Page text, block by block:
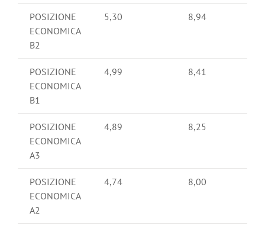
POSIZIONE
ECONOMICA
B2
5,30 8,94
POSIZIONE
ECONOMICA
B1
4,99 8,41
POSIZIONE
ECONOMICA
A3
4,89 8,25
POSIZIONE
ECONOMICA
A2
4,74 8,00